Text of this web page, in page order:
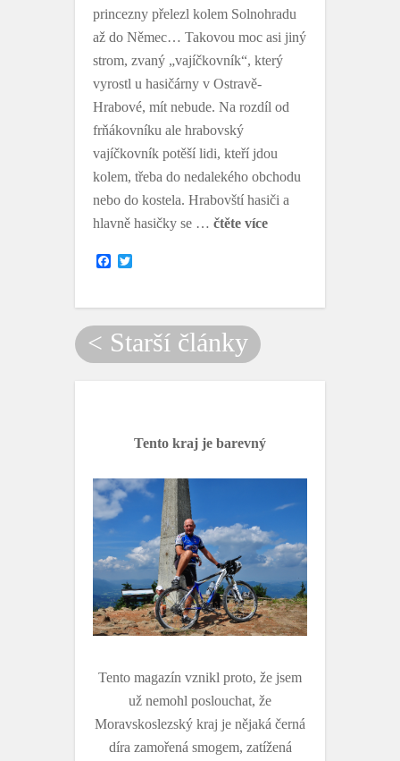
princezny přelezl kolem Solnohradu
až do Němec… Takovou moc asi jiný
strom, zvaný „vajíčkovník“, který
vyrostl u hasičárny v Ostravě-
Hrabové, mít nebude. Na rozdíl od
frňákovníku ale hrabovský
vajíčkovník potěší lidi, kteří jdou
kolem, třeba do nedalekého obchodu
nebo do kostela. Hrabovští hasiči a
hlavně hasičky se … čtěte více
F
o
o
k
r
< Starší články
Tento kraj je barevný
Tento magazín vznikl proto, že jsem
už nemohl poslouchat, že
Moravskoslezský kraj je nějaká černá
díra zamořená smogem, zatížená